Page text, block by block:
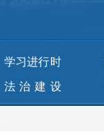
学习进行时
法治建设